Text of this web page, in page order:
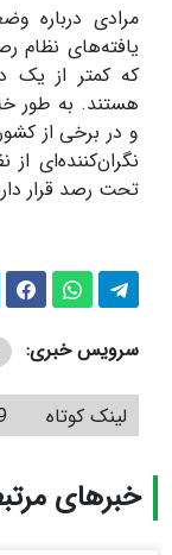
مرادی درباره
یافته‌های
هستند. به طور
و در برخی از
نگران‌کننده‌ای
تحت رصد قرار
سرویس خبری:
لینک کوتاه
خبرهای